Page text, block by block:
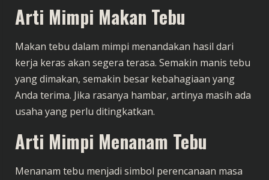
Arti Mimpi Makan Tebu
Makan tebu dalam mimpi menandakan hasil dari
kerja keras akan segera terasa. Semakin manis tebu
yang dimakan, semakin besar kebahagiaan yang
Anda terima. Jika rasanya hambar, artinya masih ada
usaha yang perlu ditingkatkan.
Arti Mimpi Menanam Tebu
Menanam tebu menjadi simbol perencanaan masa